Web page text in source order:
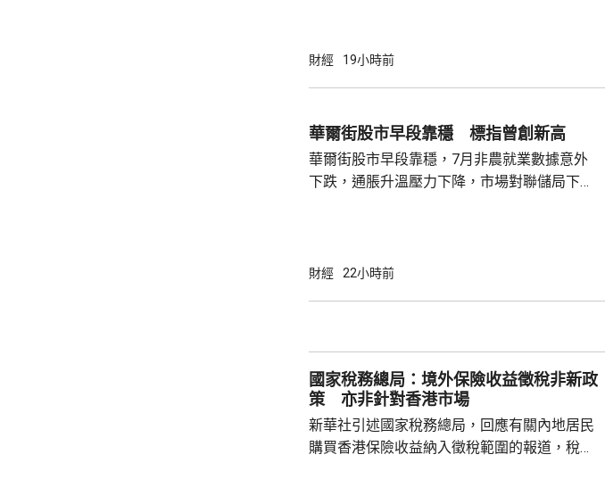
財經 19小時前
華爾街股市早段靠穩 標指曾創新高
華爾街股市早段靠穩，7月非農就業數據意外
下跌，通脹升溫壓力下降，市場對聯儲局下月
53965點，升80點； 標準普爾500指數報7737
財經 22小時前
國家稅務總局：境外保險收益徵稅非新政
策 亦非針對香港市場
新華社引述國家稅務總局，回應有關內地居民
購買香港保險收益納入徵稅範圍的報道，稅務